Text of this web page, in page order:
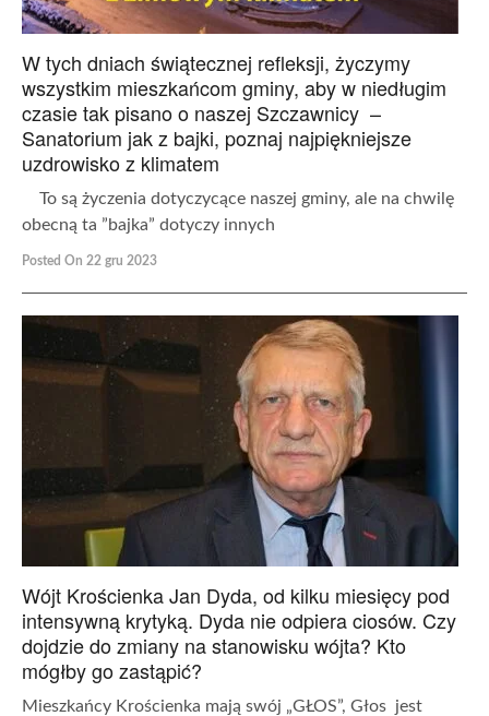
W tych dniach świątecznej refleksji, życzymy
wszystkim mieszkańcom gminy, aby w niedługim
czasie tak pisano o naszej Szczawnicy –
Sanatorium jak z bajki, poznaj najpiękniejsze
uzdrowisko z klimatem
To są życzenia dotyczycące naszej gminy, ale na chwilę
obecną ta ”bajka” dotyczy innych
Posted On 22 gru 2023
Wójt Krościenka Jan Dyda, od kilku miesięcy pod
intensywną krytyką. Dyda nie odpiera ciosów. Czy
dojdzie do zmiany na stanowisku wójta? Kto
mógłby go zastąpić?
Mieszkańcy Krościenka mają swój „GŁOS”, Głos jest